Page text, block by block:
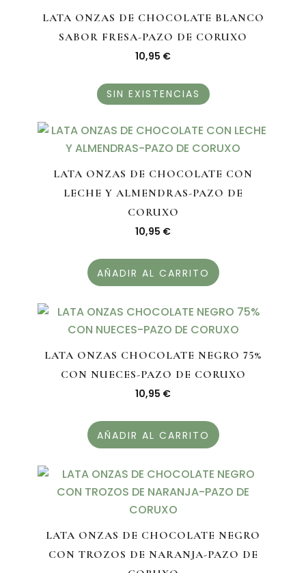
LATA ONZAS DE CHOCOLATE BLANCO
SABOR FRESA-PAZO DE CORUXO
10,95 €
SIN EXISTENCIAS
LATA ONZAS DE CHOCOLATE CON
LECHE Y ALMENDRAS-PAZO DE
CORUXO
10,95 €
AÑADIR AL CARRITO
LATA ONZAS CHOCOLATE NEGRO 75%
CON NUECES-PAZO DE CORUXO
10,95 €
AÑADIR AL CARRITO
LATA ONZAS DE CHOCOLATE NEGRO
CON TROZOS DE NARANJA-PAZO DE